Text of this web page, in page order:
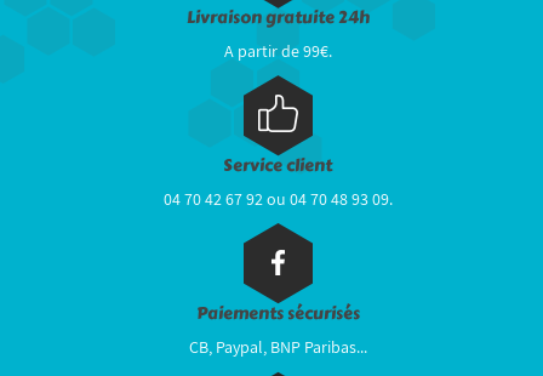
Livraison gratuite 24h
A partir de 99€.
Service client
04 70 42 67 92 ou 04 70 48 93 09.
Paiements sécurisés
CB, Paypal, BNP Paribas...